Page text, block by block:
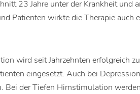
23 Jahre unter der Krankheit und
Patienten wirkte die Therapie auch
wird seit Jahrzehnten erfolgreich
eingesetzt. Auch bei
Bei der Tiefen Hirnstimulation